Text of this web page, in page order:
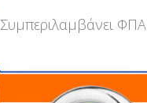
Συμπεριλαμβάνει ΦΠΑ